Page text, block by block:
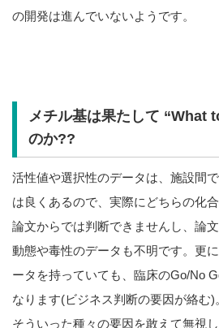
の開発は進んでいないようです。
メチル基は果たして “What
のか??
活性値や選択性のデータは、施設間
は良くあるので、実際にどちらの化
論文からでは判断できませんし、論
動態や毒性のデータも不明です。更
ータを持っていても、臨床のGo/No
なります(ビジネス判断の要因が絡む)
そういった種々の要因を敢えて無視